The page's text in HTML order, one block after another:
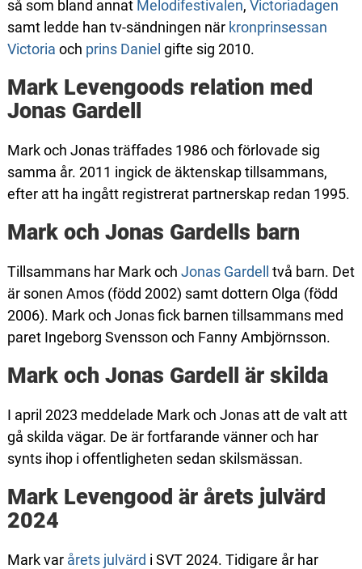
så som bland annat Melodifestivalen, Victoriadagen
samt ledde han tv-sändningen när kronprinsessan
Victoria och prins Daniel gifte sig 2010.
Mark Levengoods relation med
Jonas Gardell
Mark och Jonas träffades 1986 och förlovade sig
samma år. 2011 ingick de äktenskap tillsammans,
efter att ha ingått registrerat partnerskap redan 1995.
Mark och Jonas Gardells barn
Tillsammans har Mark och Jonas Gardell
två barn. Det
är sonen Amos (född 2002) samt dottern Olga (född
2006). Mark och Jonas fick barnen tillsammans med
paret Ingeborg Svensson och Fanny Ambjörnsson.
Mark och Jonas Gardell är skilda
I april 2023 meddelade Mark och Jonas att de valt att
gå skilda vägar. De är fortfarande vänner och har
synts ihop i offentligheten sedan skilsmässan.
Mark Levengood är årets julvärd
2024
Mark var årets julvärd i SVT 2024. Tidigare år har